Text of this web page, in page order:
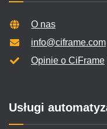
O nas
info@ciframe.com
Opinie o CiFrame
Usługi